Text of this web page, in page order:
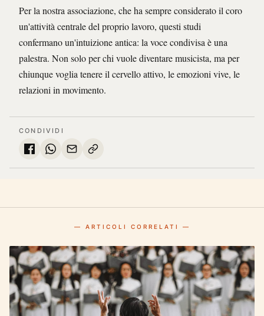
Per la nostra associazione, che ha sempre considerato il coro
un'attività centrale del proprio lavoro, questi studi
confermano un'intuizione antica: la voce condivisa è una
palestra. Non solo per chi vuole diventare musicista, ma per
chiunque voglia tenere il cervello attivo, le emozioni vive, le
relazioni in movimento.
CONDIVIDI
— ARTICOLI CORRELATI —